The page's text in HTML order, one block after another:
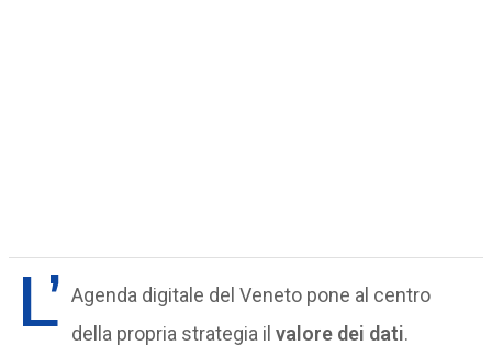
L’ Agenda digitale del Veneto pone al centro
della propria strategia il valore dei dati.